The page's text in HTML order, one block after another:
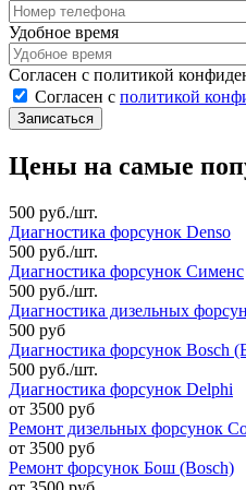
Удобное время
Согласен с политикой
Согласен с политикой
Цены на самые
500 руб./шт.
Диагностика форсунок Denso
500 руб./шт.
Диагностика форсунок Сименс
500 руб./шт.
Диагностика дизельных
500 руб
Диагностика форсунок Bosch
500 руб./шт.
Диагностика форсунок Delphi
от 3500 руб
Ремонт дизельных форсунок
от 3500 руб
Ремонт форсунок Бош (Bosch)